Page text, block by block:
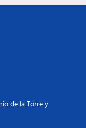
de la Torre y